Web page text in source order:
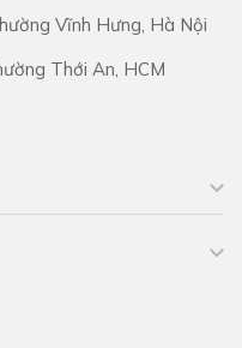
Vĩnh Hưng, Hà Nội
Thới An, HCM